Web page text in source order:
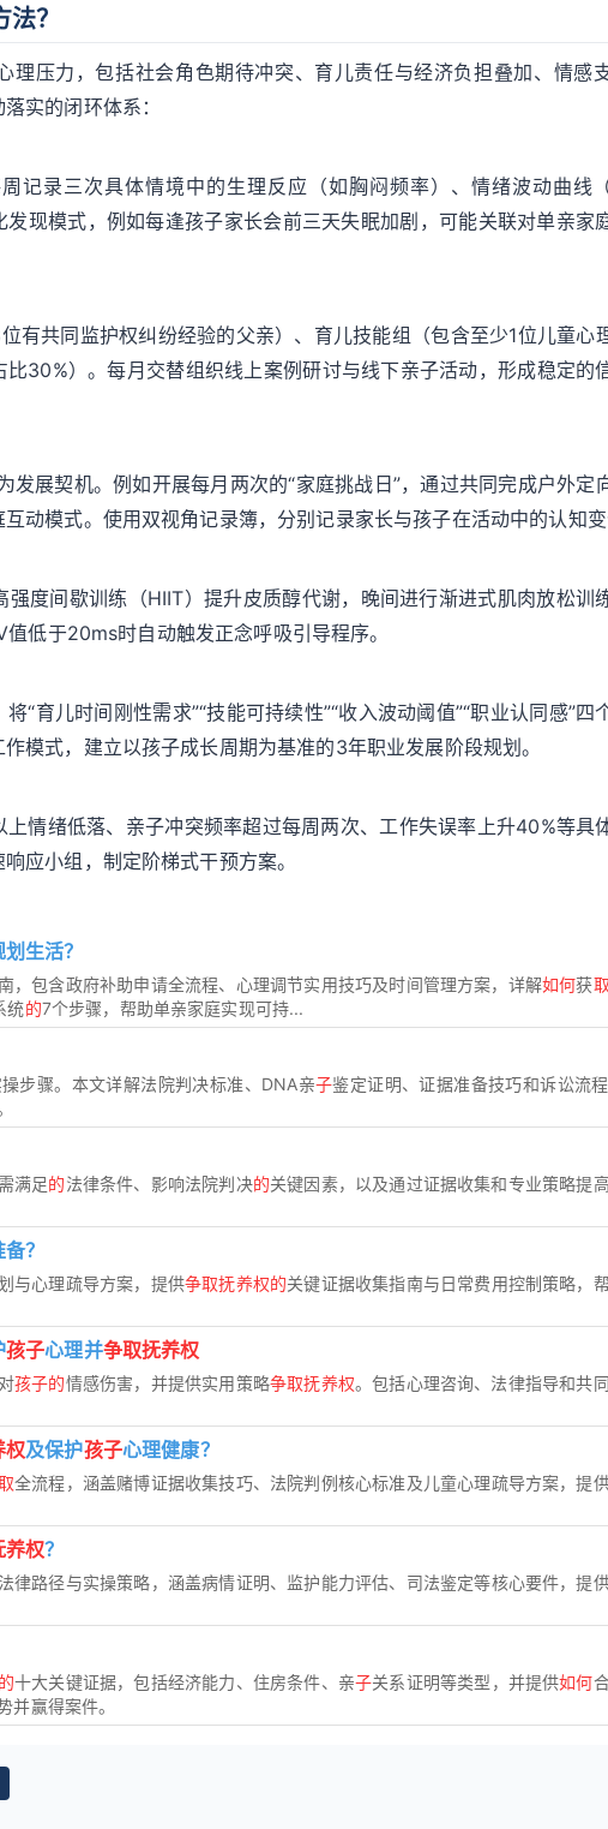
？
理压力，包括社会角色期待冲突、育儿责任与经济负担叠加、情感
实的闭环体系：
记录三次具体情境中的生理反应（如胸闷频率）、情绪波动曲线
现模式，例如每逢孩子家长会前三天失眠加剧，可能关联对单亲家
有共同监护权纠纷经验的父亲）、育儿技能组（包含至少1位儿童心
30%）。每月交替组织线上案例研讨与线下亲子活动，形成稳定的
展契机。例如开展每月两次的“家庭挑战日”，通过共同完成户外定
动模式。使用双视角记录簿，分别记录家长与孩子在活动中的认知变
度间歇训练（HIIT）提升皮质醇代谢，晚间进行渐进式肌肉放松训
低于20ms时自动触发正念呼吸引导程序。
“育儿时间刚性需求”“技能可持续性”“收入波动阈值”“职业认同感”四
模式，建立以孩子成长周期为基准的3年职业发展阶段规划。
情绪低落、亲子冲突频率超过每周两次、工作失误率上升40%等具
应小组，制定阶梯式干预方案。
生活？
，包含政府补助申请全流程、心理调节实用技巧及时间管理方案，详解如何获
统的7个步骤，帮助单亲家庭实现可持...
步骤。本文详解法院判决标准、DNA亲子鉴定证明、证据准备技巧和诉讼流
需满足的法律条件、影响法院判决的关键因素，以及通过证据收集和专业策略提
？
与心理疏导方案，提供争取抚养权的关键证据收集指南与日常费用控制策略，
孩子心理并争取抚养权
孩子的情感伤害，并提供实用策略争取抚养权。包括心理咨询、法律指导和共同
权及保护孩子心理健康？
全流程，涵盖赌博证据收集技巧、法院判例核心标准及儿童心理疏导方案，提
养权？
法律路径与实操策略，涵盖病情证明、监护能力评估、司法鉴定等核心要件，提
十大关键证据，包括经济能力、住房条件、亲子关系证明等类型，并提供如何
并赢得案件。